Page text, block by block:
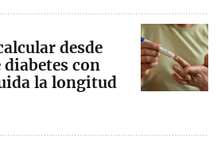
desde
diabetes con
la longitud